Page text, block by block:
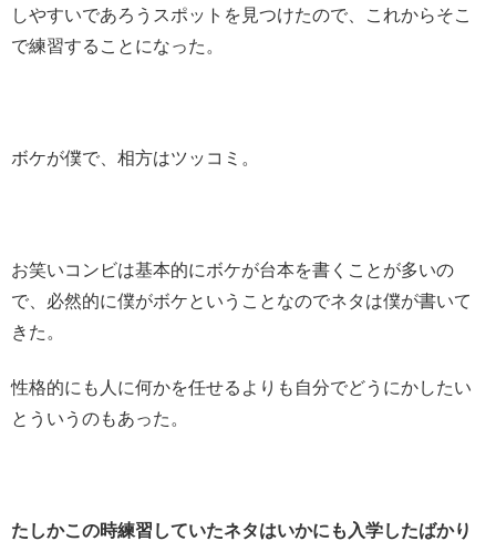
しやすいであろうスポットを見つけたので、これからそこ
で練習することになった。
ボケが僕で、相方はツッコミ。
お笑いコンビは基本的にボケが台本を書くことが多いの
で、必然的に僕がボケということなのでネタは僕が書いて
きた。
性格的にも人に何かを任せるよりも自分でどうにかしたい
とういうのもあった。
たしかこの時練習していたネタはいかにも入学したばかり